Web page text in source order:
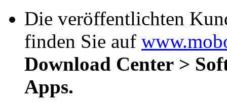
Die veröffentlichten
finden Sie auf
Download Center >
Apps.